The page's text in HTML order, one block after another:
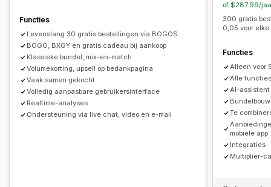
Volumekortingen
AI-aanbevelingen
Prioriteitsverwerking
Analytics
Doorklikpercentages
Conversiepercentages
Funnelprestaties
Vaste prijzen
Kwantumkortingen Kortingen
Volumekortingen
Forfaitaire kortingen Percentagekortingen
Winkelwagenkortingen
Gratis verzending
Twee voor de prijs van één
Dynamische prijzen Aangepaste prijzen
Functies
Levenslang 30 gratis bestellingen via BOGOS
BOGO, BXGY en gratis cadeau bij aankoop
Klassieke bundel, mix-en-match
Volumekorting, upsell op bedankpagina
Vaak samen gekocht
Volledig aanpasbare gebruikersinterface
Realtime-analyses
Ondersteuning via live chat, video en e-mail
of $287.99/
300 gratis
0,05 voor
Functies
Alleen voor
Alle
AI-assistent
Te
mobiele app
Integraties
Multiplier-